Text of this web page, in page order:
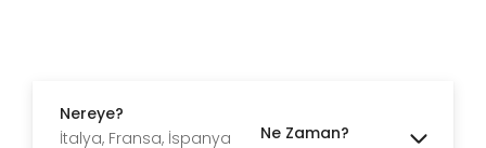
Nereye?
Ne Zaman?